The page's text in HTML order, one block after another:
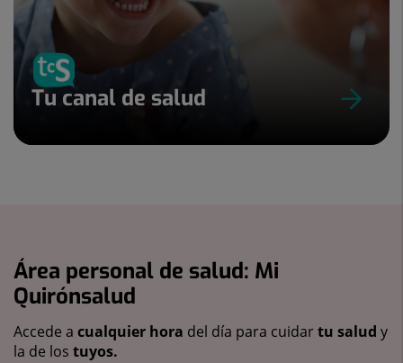
Tu canal de salud
Área personal de salud: Mi
Quirónsalud
Accede a cualquier hora del día para cuidartu salud y
la de los tuyos.